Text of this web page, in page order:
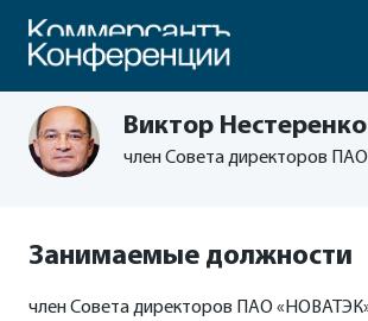
Виктор Нестеренко
член Совета директоров
Занимаемые должности
член Совета директоров ПАО